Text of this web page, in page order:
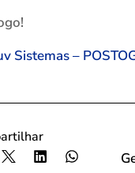
Sistemas –